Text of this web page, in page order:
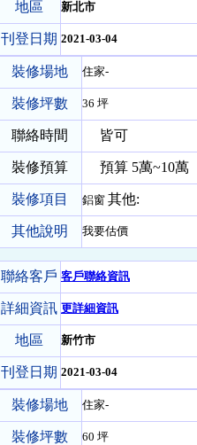
地區 新北市
刊登日期 2021-03-04
裝修場地 住家-
裝修坪數 36 坪
聯絡時間 皆可
裝修預算 預算 5萬~10萬
裝修項目 鋁窗 其他:
其他說明 我要估價
聯絡客戶 客戶聯絡資訊
詳細資訊 更詳細資訊
地區 新竹市
刊登日期 2021-03-04
裝修場地 住家-
裝修坪數 60 坪